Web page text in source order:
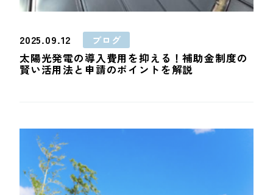
2025.09.12 ブログ
太陽光発電の導入費用を抑える！補助金制度の
賢い活用法と申請のポイントを解説